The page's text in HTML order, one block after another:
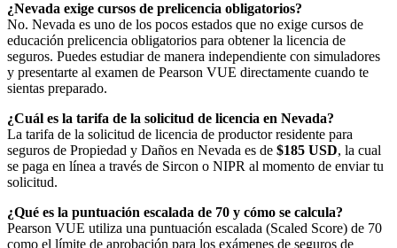
¿Nevada exige cursos de prelicencia obligatorios?
No. Nevada es uno de los pocos estados que no exige cursos de
educación prelicencia obligatorios para obtener la licencia de
seguros. Puedes estudiar de manera independiente con simuladores
y presentarte al examen de Pearson VUE directamente cuando te
sientas preparado.
¿Cuál es la tarifa de la solicitud de licencia en Nevada?
La tarifa de la solicitud de licencia de productor residente para
seguros de Propiedad y Daños en Nevada es de $185 USD, la cual
se paga en línea a través de Sircon o NIPR al momento de enviar tu
solicitud.
¿Qué es la puntuación escalada de 70 y cómo se calcula?
Pearson VUE utiliza una puntuación escalada (Scaled Score) de 70
como el límite de aprobación para los exámenes de seguros de